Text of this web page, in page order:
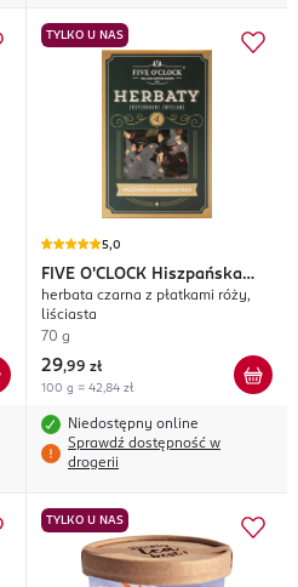
TYLKO U NAS
5,0
FIVE O'CLOCK Hiszpańska
Mandarynka
herbata czarna z płatkami róży,
liściasta
70 g
29,99 zł
100 g = 42,84 zł
Niedostępny online
Sprawdź dostępność w
drogerii
TYLKO U NAS